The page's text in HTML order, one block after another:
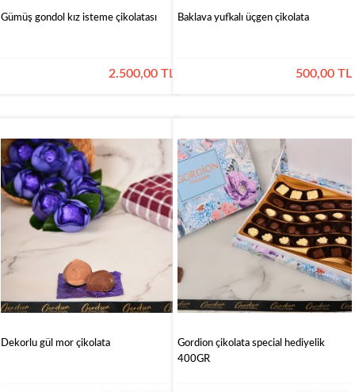
Gümüş gondol kız isteme çikolatası
2.500,00 TL
Baklava yufkalı üçgen çikolata
500,00 TL
Dekorlu gül mor çikolata
Gordion çikolata special hediyelik
400GR